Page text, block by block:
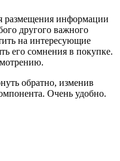
размещения информации
другого важного
на интересующие
его сомнения в покупке.
обратно, изменив
Очень удобно.